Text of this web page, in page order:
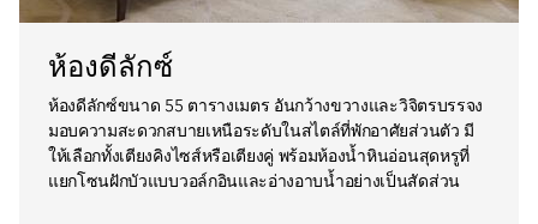
ห้องดีลักซ์
ห้องดีลักซ์ขนาด 55 ตารางเมตร อันกว้างขวางและวิจิตรบรรจง
มอบความสะดวกสบายเหนือระดับในสไตล์ที่พักอาศัยส่วนตัว มี
ให้เลือกทั้งเตียงคิงไซส์หรือเตียงคู่ พร้อมห้องน้ำหินอ่อนสุดหรูที่
แยกโซนฝักบัวแบบวอล์กอินและอ่างอาบน้ำอย่างเป็นสัดส่วน